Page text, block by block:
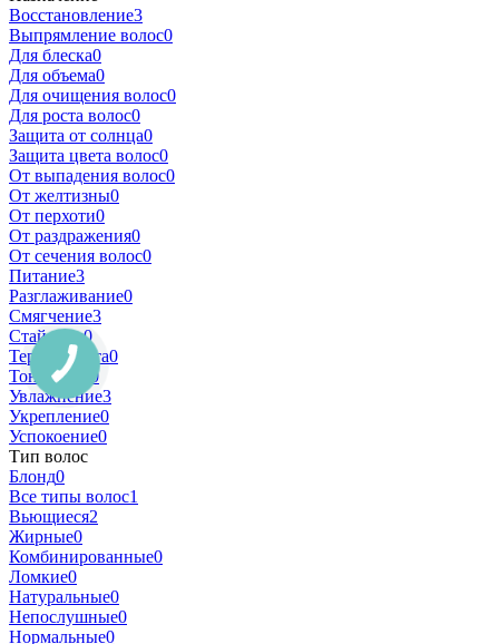
Восстановление3
Выпрямление волос0
Для блеска0
Для объема0
Для очищения волос0
Для роста волос0
Защита от солнца0
Защита цвета волос0
От выпадения волос0
От желтизны0
От перхоти0
От раздражения0
От сечения волос0
Питание3
Разглаживание0
Смягчение3
Стайлинг0
Термозащита0
Тонизация
0
Увлажнение3
Укрепление0
Успокоение0
Тип волос
Блонд0
Все типы волос1
Вьющиеся2
Жирные0
Комбинированные0
Ломкие0
Натуральные0
Непослушные0
Нормальные0